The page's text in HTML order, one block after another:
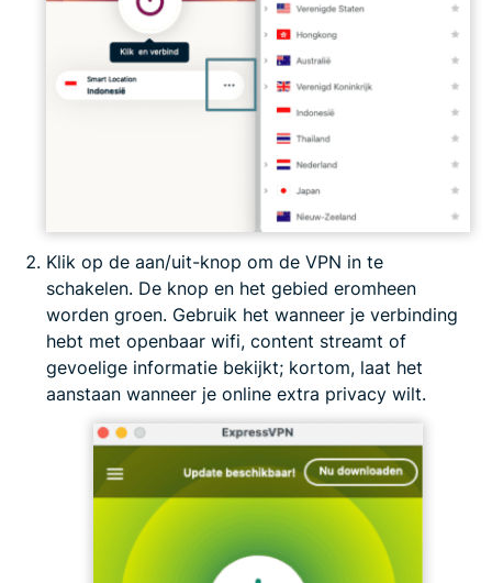
Klik op de aan/uit-knop om de VPN in te
schakelen. De knop en het gebied eromheen
worden groen. Gebruik het wanneer je verbinding
hebt met openbaar wifi, content streamt of
gevoelige informatie bekijkt; kortom, laat het
aanstaan wanneer je online extra privacy wilt.